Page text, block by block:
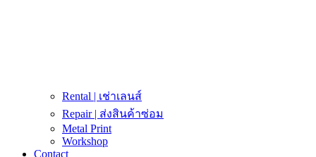
Rental | เช่าเลนส์
Repair | ส่งสินค้าซ่อม
Metal Print
Workshop
Contact